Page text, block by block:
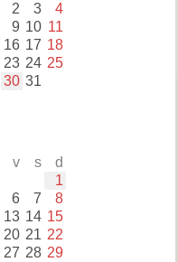
2 3 4
9 10 11
16 17 18
23 24 25
30 31
v s d
1
6 7 8
13 14 15
20 21 22
27 28 29